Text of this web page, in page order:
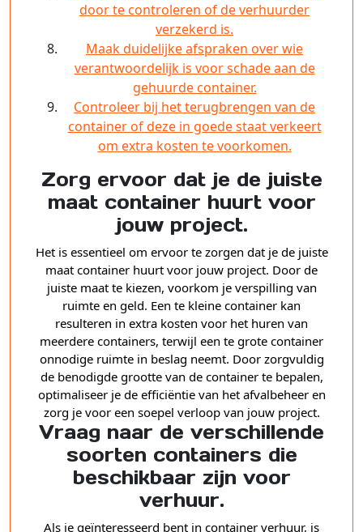
door te controleren of de verhuurder
verzekerd is.
Maak duidelijke afspraken over wie
verantwoordelijk is voor schade aan de
gehuurde container.
Controleer bij het terugbrengen van de
container of deze in goede staat verkeert
om extra kosten te voorkomen.
Zorg ervoor dat je de juiste
maat container huurt voor
jouw project.
Het is essentieel om ervoor te zorgen dat je de juiste
maat container huurt voor jouw project. Door de
juiste maat te kiezen, voorkom je verspilling van
ruimte en geld. Een te kleine container kan
resulteren in extra kosten voor het huren van
meerdere containers, terwijl een te grote container
onnodige ruimte in beslag neemt. Door zorgvuldig
de benodigde grootte van de container te bepalen,
optimaliseer je de efficiëntie van het afvalbeheer en
zorg je voor een soepel verloop van jouw project.
Vraag naar de verschillende
soorten containers die
beschikbaar zijn voor
verhuur.
Als je geïnteresseerd bent in container verhuur, is